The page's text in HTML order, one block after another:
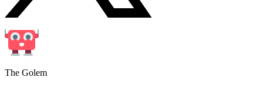
The Golem